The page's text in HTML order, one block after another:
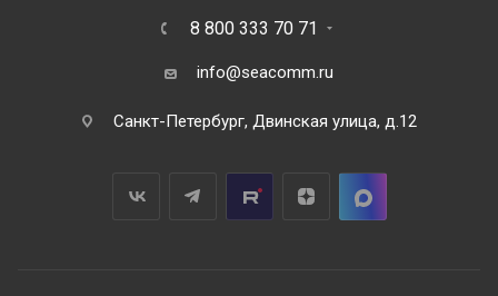
8 800 333 70 71
info@seacomm.ru
Санкт-Петербург, Двинская улица, д.12